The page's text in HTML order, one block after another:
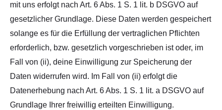
mit uns erfolgt nach Art. 6 Abs. 1 S. 1 lit. b DSGVO auf
gesetzlicher Grundlage. Diese Daten werden gespeichert
solange es für die Erfüllung der vertraglichen Pflichten
erforderlich, bzw. gesetzlich vorgeschrieben ist oder, im
Fall von (ii), deine Einwilligung zur Speicherung der
Daten widerrufen wird. Im Fall von (ii) erfolgt die
Datenerhebung nach Art. 6 Abs. 1 S. 1 lit. a DSGVO auf
Grundlage Ihrer freiwillig erteilten Einwilligung.